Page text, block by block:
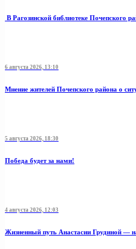
В Рагозинской библиотеке Почепского
6 августа 2026, 13:10
Мнение жителей Почепского района о
5 августа 2026, 18:30
Победа будет за нами!
4 августа 2026, 12:03
Жизненный путь Анастасии Грудиной —